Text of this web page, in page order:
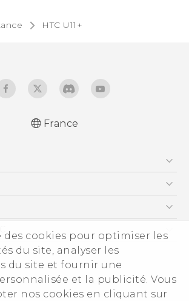
des cookies pour optimiser les
du site, analyser les
du site et fournir une
et la publicité. Vous
nos cookies en cliquant sur
HTC U11+‎
réglementation
Safety and regulatory guide
France
la société